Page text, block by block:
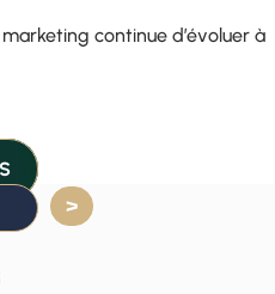
continue d’évoluer à